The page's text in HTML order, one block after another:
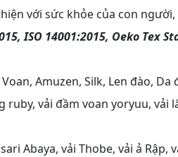
với sức khỏe của con
ISO 14001:2015, Oeko Tex
Amuzen, Silk, Len đào, Da
vải đầm voan yoryuu, vải
Abaya, vải Thobe, vải ả